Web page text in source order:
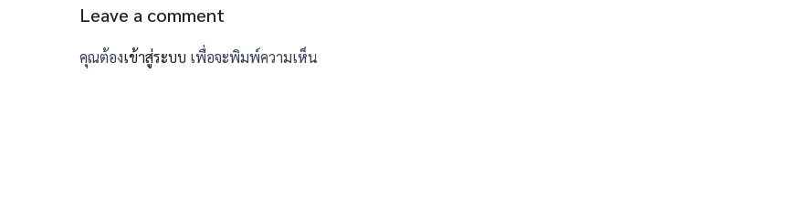
Leave a comment
คุณต้องเข้าสู่ระบบ เพื่อจะพิมพ์ความเห็น